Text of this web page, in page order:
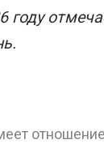
году